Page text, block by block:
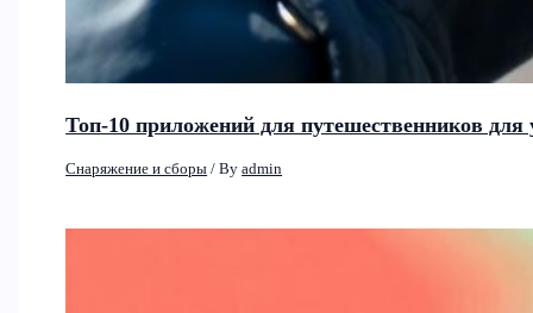
Топ-10 приложений для путешественников
Снаряжение и сборы / Byadmin